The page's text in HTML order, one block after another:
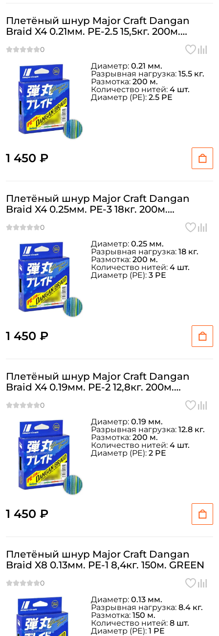
Плетёный шнур Major Craft Dangan
Braid X4 0.21мм. PE-2.5 15,5кг. 200м.
1 450 ₽
Диаметр: 0.21 мм.
Разрывная нагрузка: 15.5 кг.
Размотка: 200 м.
Количество нитей: 4 шт.
Диаметр (PE): 2.5 PE
Плетёный шнур Major Craft Dangan
Braid X4 0.25мм. PE-3 18кг. 200м.
1 450 ₽
Диаметр: 0.25 мм.
Разрывная нагрузка: 18 кг.
Размотка: 200 м.
Количество нитей: 4 шт.
Диаметр (PE): 3 PE
Плетёный шнур Major Craft Dangan
Braid X4 0.19мм. PE-2 12,8кг. 200м.
1 450 ₽
Диаметр: 0.19 мм.
Разрывная нагрузка: 12.8 кг.
Размотка: 200 м.
Количество нитей: 4 шт.
Диаметр (PE): 2 PE
Плетёный шнур Major Craft Dangan
Braid X8 0.13мм. PE-1 8,4кг. 150м. GREEN
Диаметр: 0.13 мм.
Разрывная нагрузка: 8.4 кг.
Размотка: 150 м.
Количество нитей: 8 шт.
Диаметр (PE): 1 PE